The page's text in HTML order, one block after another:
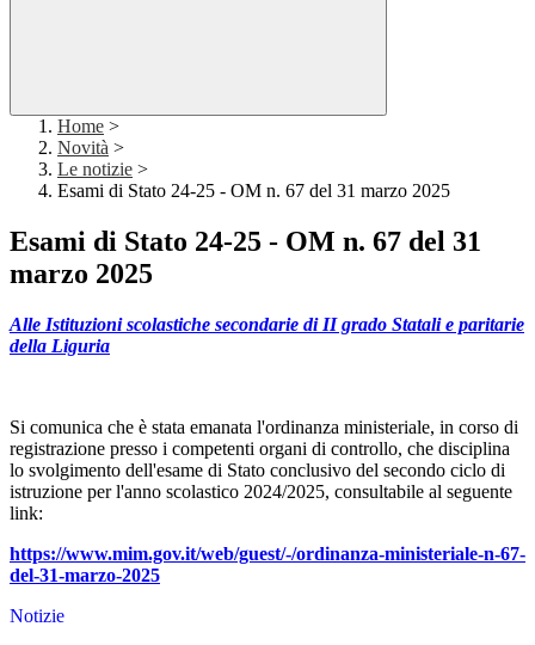
Home >
Novità >
Le notizie >
Esami di Stato 24-25 - OM n. 67 del 31 marzo 2025
Esami di Stato 24-25 - OM n. 67 del 31
marzo 2025
Alle Istituzioni scolastiche secondarie di II grado Statali e paritarie
della Liguria
Si comunica che è stata emanata l'ordinanza ministeriale, in corso di
registrazione presso i competenti organi di controllo, che disciplina
lo svolgimento dell'esame di Stato conclusivo del secondo ciclo di
istruzione per l'anno scolastico 2024/2025, consultabile al seguente
link:
https://www.mim.gov.it/web/guest/-/ordinanza-ministeriale-n-67-
del-31-marzo-2025
Notizie